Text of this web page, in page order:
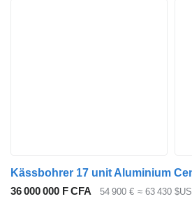
36 000 000 F CFA 54 900 € ≈ 63 430 $US